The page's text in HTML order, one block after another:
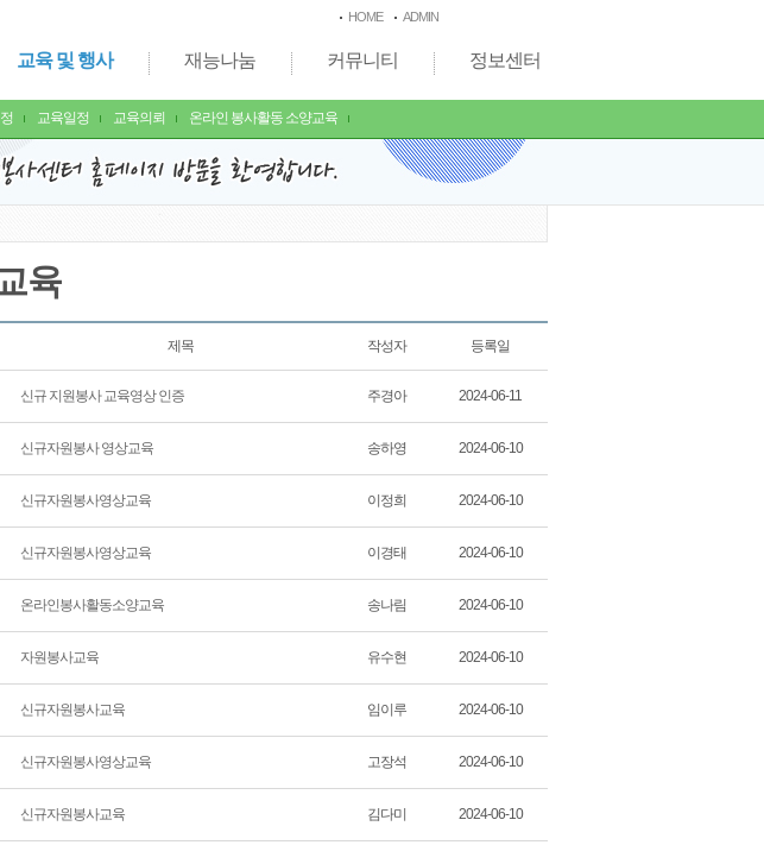
HOME ADMIN
교육 및 행사
교육일정 교육의뢰 온라인 봉사활동 소양교육
재능나눔 커뮤니티 정보센터
육
제목 작성자 등록일
신규 지원봉사 교육영상 인증 주경아 2024-06-11
신규자원봉사 영상교육 송하영 2024-06-10
신규자원봉사영상교육 이정희 2024-06-10
신규자원봉사영상교육 이경태 2024-06-10
온라인봉사활동소양교육 송나림 2024-06-10
자원봉사교육 유수현 2024-06-10
신규자원봉사교육 임이루 2024-06-10
신규자원봉사영상교육 고장석 2024-06-10
신규자원봉사교육 김다미 2024-06-10